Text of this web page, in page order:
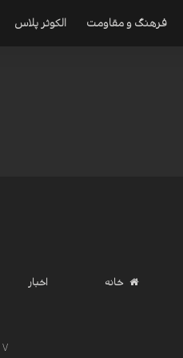
فرهنگ و مقاومت الکوثر پلاس
خانه اخبار
V